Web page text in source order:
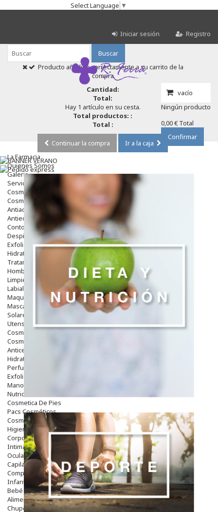
Select Language ▼
Iniciar sesión Registro
Buscar
vacío
Ningún producto
0,00 € Total
Confirmar
Producto añadido correctamente a su carrito de la
compra
Cantidad:
Total:
Hay 1 artículo en su cesta.
Total productos: :
Total :
Continuar la compra
Ir a la caja
La Farmacia
Quienes Somos
Galeria
Servicios
Cosmética
Cosmética Facial
Antiacné
Antiedad
Contorno De Ojos
Despigmentantes
Exfoliantes
Hidratantes
Tratamientos De Noche
Hombre
Limpieza
Labiales
Maquillajes Y Color
Mascarillas
Solares
Utensilios
Cosmética Capilar
Cosmética Corporal
Anticelulíticos
Hidratantes Corporales
Perfumes Y Colonias
Exfoliantes Corporales
Manos Y Uñas
Nutricosmética
Cosmetica De Pies
Pacs Cosméticos
Cosmetica Facial Piel Sensible
Higiene
Corporal
Intima
Ocular
Capilar
Complementos
Infantil
Bebé
Alimentación Y Complementos
Chupetes Y Mordedores